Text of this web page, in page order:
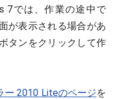
7では、作業の途中で
が表示される場合があ
タンをクリックして作
ー 2010 Liteのページを